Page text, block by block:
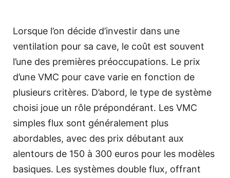
Lorsque l’on décide d’investir dans une
ventilation pour sa cave, le coût est souvent
l’une des premières préoccupations. Le prix
d’une VMC pour cave varie en fonction de
plusieurs critères. D’abord, le type de système
choisi joue un rôle prépondérant. Les VMC
simples flux sont généralement plus
abordables, avec des prix débutant aux
alentours de 150 à 300 euros pour les modèles
basiques. Les systèmes double flux, offrant